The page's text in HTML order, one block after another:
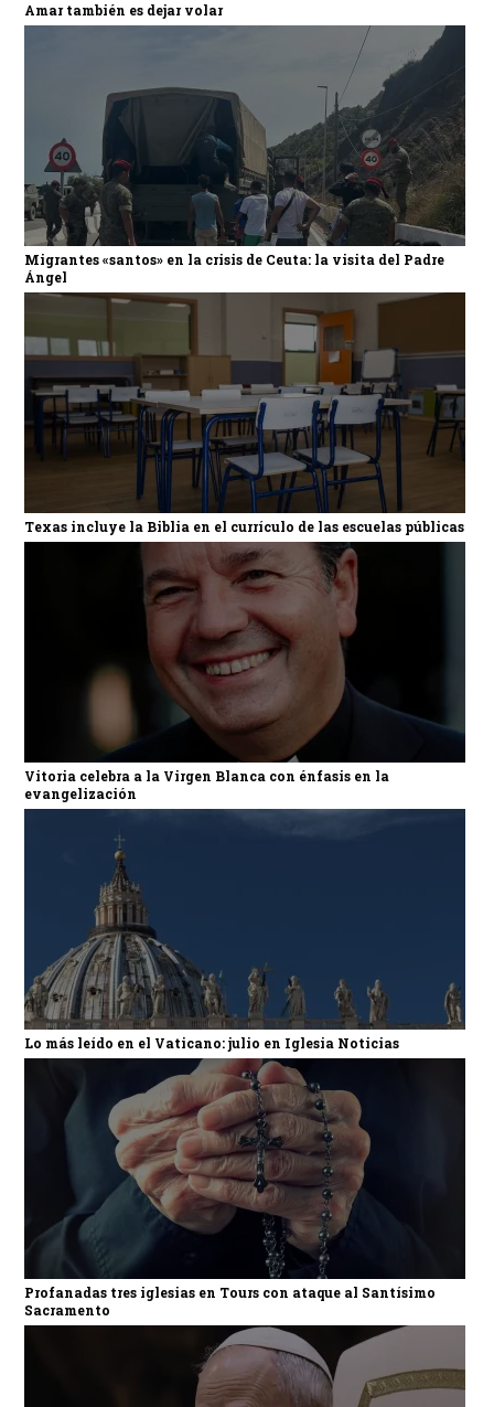
Amar también es dejar volar
Migrantes «santos» en la crisis de Ceuta: la visita del Padre
Ángel
Texas incluye la Biblia en el currículo de las escuelas públicas
Vitoria celebra a la Virgen Blanca con énfasis en la
evangelización
Lo más leído en el Vaticano: julio en Iglesia Noticias
Profanadas tres iglesias en Tours con ataque al Santísimo
Sacramento